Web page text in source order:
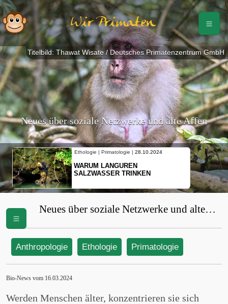
Wir Primaten
Titelbild: Thawat Wisate / Deutsches Primatenzentrum GmbH
Neues über soziale Netzwerke und alte Affen
Ethologie | Primatologie |
NEUES VON
SCHOPFGIBBONS UND
BEWEGUNGSMUSTER
|28.10.2024
TRINKEN
Neues über soziale Netzwerke und alte
Anthropologie Ethologie Primatologie
Bio-News vom 16.03.2024
Werden Menschen älter, konzentrieren sie sich